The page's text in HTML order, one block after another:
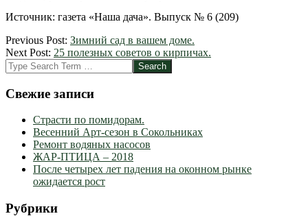
Источник: газета «Наша дача». Выпуск № 6 (209)
2012-
03-
09
Previous Post: Зимний сад в вашем доме.
Next Post: 25 полезных советов о кирпичах.
Search
Свежие записи
Страсти по помидорам.
Весенний Арт-сезон в Сокольниках
Ремонт водяных насосов
ЖАР-ПТИЦА – 2018
После четырех лет падения на оконном рынке
ожидается рост
Рубрики